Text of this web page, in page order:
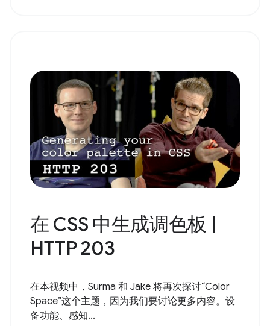
在 CSS 中生成调色板 |
HTTP 203
在本视频中，Surma 和 Jake 将再次探讨“Color
Space”这个主题，因为我们要讨论更多内容。设
备功能、感知...